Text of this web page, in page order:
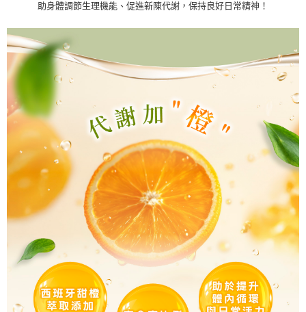
助身體調節生理機能、促進新陳代謝，保持良好日常精神！